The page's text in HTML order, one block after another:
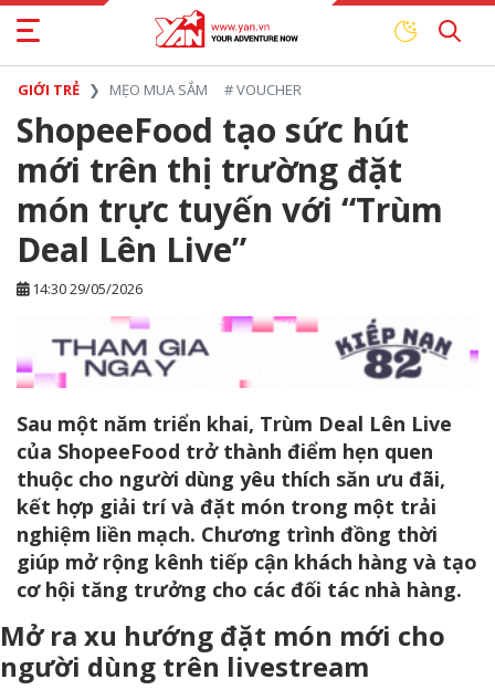
GIỚI TRẺ MẸO MUA SẮM #VOUCHER
ShopeeFood tạo sức hút
mới trên thị trường đặt
món trực tuyến với “Trùm
Deal Lên Live”
14:30 29/05/2026
Sau một năm triển khai, Trùm Deal Lên Live
của ShopeeFood trở thành điểm hẹn quen
thuộc cho người dùng yêu thích săn ưu đãi,
kết hợp giải trí và đặt món trong một trải
nghiệm liền mạch. Chương trình đồng thời
giúp mở rộng kênh tiếp cận khách hàng và tạo
cơ hội tăng trưởng cho các đối tác nhà hàng.
Mở ra xu hướng đặt món mới cho
người dùng trên livestream